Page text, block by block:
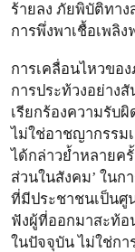
ร้ายลง ภัยพิบัติทา
การพึ่งพาเชื้อเพลิง
การเคลื่อนไหวขอ
การประท้วงอย่าง
เรียกร้องความรับ
ไม่ใช่อาชญากรรม
ได้กล่าวย้ำหลายค
ส่วนในสังคม’ ใน
ที่มีประชาชนเป็นศู
ฟังผู้ที่ออกมาสะท้อ
ในปัจจุบัน ไม่ใช่ก